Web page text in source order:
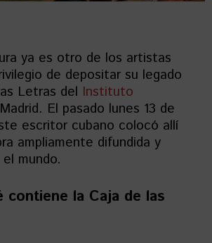
ya es otro de los artistas
de depositar su legado
Letras del Instituto
El pasado lunes 13 de
escritor cubano colocó allí
ampliamente difundida y
mundo.
contiene la Caja de las